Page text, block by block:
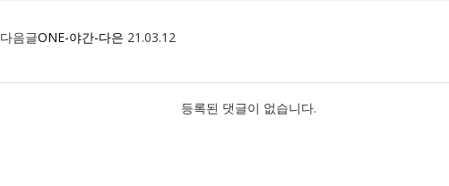
다음글ONE-야간-다은 21.03.12
등록된 댓글이 없습니다.